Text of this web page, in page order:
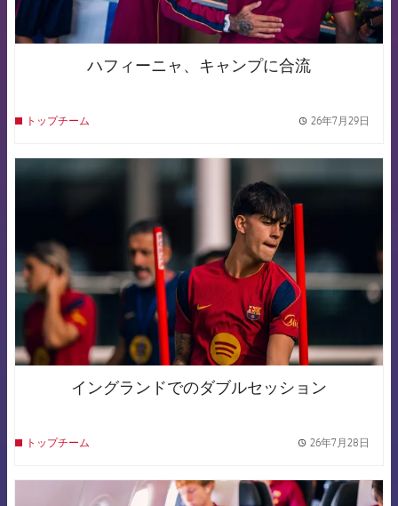
ハフィーニャ、キャンプに合流
トップチーム 26年7月29日
イングランドでのダブルセッション
トップチーム 26年7月28日
FCB Barcelona badge